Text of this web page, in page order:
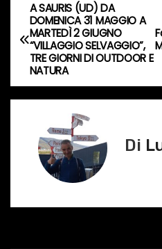
r
s
o
…
N
a
v
i
A SAURIS (UD) DA
DOMENICA 31 MAGGIO A
MARTEDÌ 2 GIUGNO
“VILLAGGIO SELVAGGIO”,
TRE GIORNI DI OUTDOOR E
NATURA
Di